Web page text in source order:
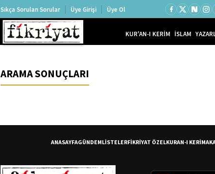
Sıkça Sorulan Sorular Üye Girişi Üye Ol
KUR'AN-I KERİM İSLAM
ARAMA SONUÇLARI
ANASAYFAGÜNDEMLİSTELERFİKRİYAT ÖZELKURAN-I KERİM